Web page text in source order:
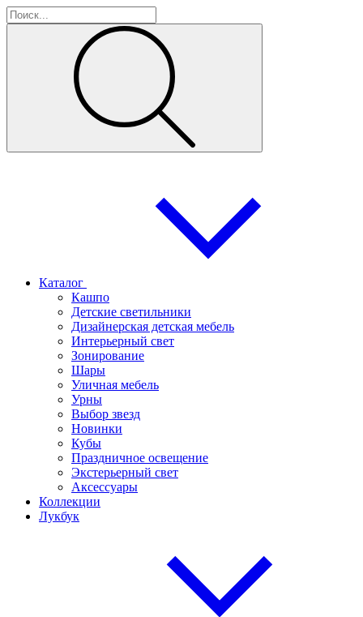
Каталог
Кашпо
Детские светильники
Дизайнерская детская мебель
Интерьерный свет
Зонирование
Шары
Уличная мебель
Урны
Выбор звезд
Новинки
Кубы
Праздничное освещение
Экстерьерный свет
Аксессуары
Коллекции
Лукбук